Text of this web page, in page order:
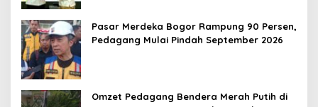
Pasar Merdeka Bogor Rampung 90 Persen,
Pedagang Mulai Pindah September 2026
Omzet Pedagang Bendera Merah Putih di